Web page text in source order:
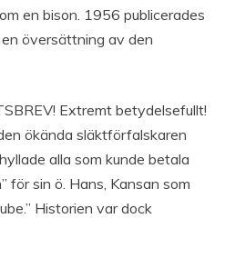
en bison. 1956 publicerades
översättning av den
Extremt betydelsefullt!
ökända släktförfalskaren
alla som kunde betala
för sin ö. Hans, Kansan som
Historien var dock